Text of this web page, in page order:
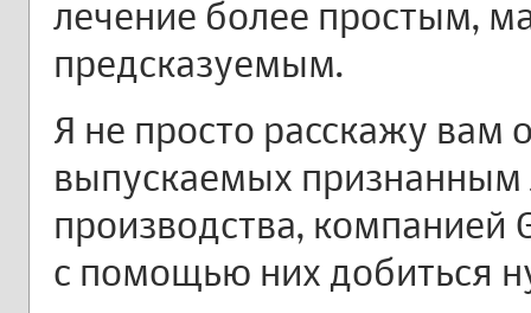
лечение более простым,
предсказуемым.
Я не просто расскажу вам
выпускаемых признанным
производства, компанией
с помощью них добиться